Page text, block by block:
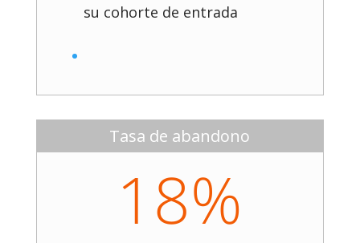
su cohorte de entrada
Tasa de abandono
18%